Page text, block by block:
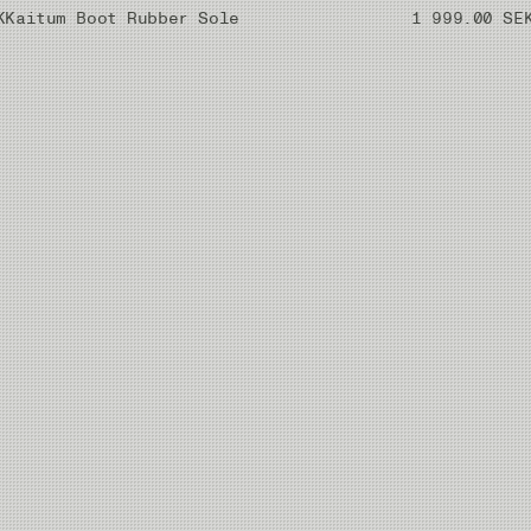
cm 103-109 cm 151 cm
108 cm 110-116 cm 140 cm
108 cm 110-116 cm 145 cm
108 cm 110-116 cm 150 cm
115 cm 117-122 cm 145 cm
115 cm 117-122 cm 147 cm
Kaitum Boot Rubber Sole 1 999.00